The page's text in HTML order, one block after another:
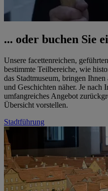
... oder buchen Sie
Unsere facettenreichen,
bestimmte Teilbereiche, wie
das Stadtmuseum, bringen
und Geschichten näher. Je nach
umfangreiches Angebot
Übersicht vorstellen.
Stadtführung